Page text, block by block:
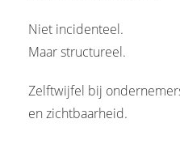
Niet incidenteel.
Maar structureel.
Zelftwijfel bij
en zichtbaarheid.